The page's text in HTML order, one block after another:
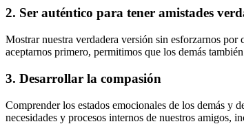
2. Ser auténtico para tener amistades
Mostrar nuestra verdadera versión sin esforzarnos
aceptarnos primero, permitimos que los demás
3. Desarrollar la compasión
Comprender los estados emocionales de los demás y
necesidades y procesos internos de nuestros amigos,